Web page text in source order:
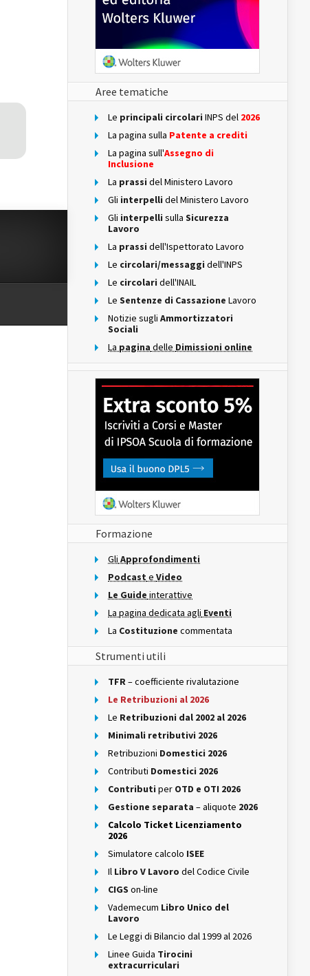
Aree tematiche
Le principali circolari INPS del 2026
La pagina sulla Patente a crediti
La pagina sull'Assegno di
Inclusione
La prassi del Ministero Lavoro
Gli interpelli del Ministero Lavoro
Gli interpelli sulla Sicurezza
Lavoro
La prassi dell'Ispettorato Lavoro
Le circolari/messaggi dell'INPS
Le circolari dell'INAIL
Le Sentenze di Cassazione Lavoro
Notizie sugli Ammortizzatori
Sociali
La pagina delle Dimissioni online
Formazione
Gli Approfondimenti
Podcast e Video
Le Guide interattive
La pagina dedicata agli Eventi
La Costituzione commentata
Strumenti utili
TFR– coefficiente rivalutazione
Le Retribuzioni al 2026
Le Retribuzioni dal 2002 al 2026
Minimali retributivi 2026
Retribuzioni Domestici 2026
Contributi Domestici 2026
Contributi per OTD e OTI 2026
Gestione separata – aliquote 2026
Calcolo Ticket Licenziamento
2026
Simulatore calcolo ISEE
Il Libro V Lavoro del Codice Civile
CIGS on-line
Vademecum Libro Unico del
Lavoro
Le Leggi di Bilancio dal 1999 al 2026
Linee Guida Tirocini
extracurriculari